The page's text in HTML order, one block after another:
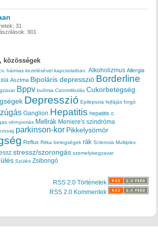
31
901
közösségek
hármas kezelésével kapcsolatban. Alkoholizmus Allergia
Asztma Bipoláris depresszió Borderline
Bppv bulímia Csontritkulás Cukorbetegség
Depresszió Epilepszia fejfájás forgó
Ganglion Hepatitis hepatitis c
vérnyomás Mellrák Meniere's szindróma
parkinson-kor Pikkelysömör
Reflux Ritka betegségek rák Sclerosis Multiplex
stressz/szorongás szemelyisegzavar
Szülés Zsibongó
RSS 2.0 Történetek
RSS 2.0 Kommentek